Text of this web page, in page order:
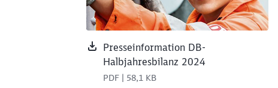
Presseinformation DB-
Halbjahresbilanz 2024
PDF | 58,1 KB